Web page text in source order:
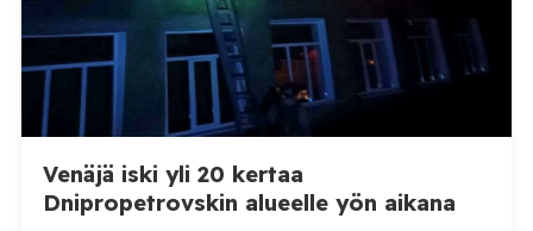
Venäjä iski yli 20 kertaa
Dnipropetrovskin alueelle yön aikana